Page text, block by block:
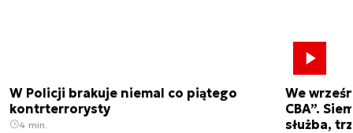
W Policji brakuje niemal co piątego
kontrterrorysty
4 min.
We
CBA”.
służba,